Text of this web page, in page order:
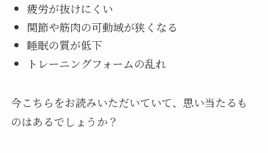
疲労が抜けにくい
関節や筋肉の可動域が狭くなる
睡眠の質が低下
トレーニングフォームの乱れ
今こちらをお読みいただいていて、思い当たるも
のはあるでしょうか？